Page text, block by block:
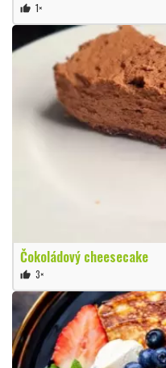
thumb_up 1×
Čokoládový cheesecake
thumb_up 3×